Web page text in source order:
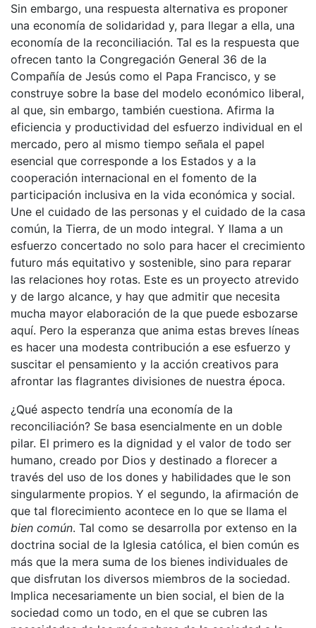
Sin embargo, una respuesta alternativa es proponer
una economía de solidaridad y, para llegar a ella, una
economía de la reconciliación. Tal es la respuesta que
ofrecen tanto la Congregación General 36 de la
Compañía de Jesús como el Papa Francisco, y se
construye sobre la base del modelo económico liberal,
al que, sin embargo, también cuestiona. Afirma la
eficiencia y productividad del esfuerzo individual en el
mercado, pero al mismo tiempo señala el papel
esencial que corresponde a los Estados y a la
cooperación internacional en el fomento de la
participación inclusiva en la vida económica y social.
Une el cuidado de las personas y el cuidado de la casa
común, la Tierra, de un modo integral. Y llama a un
esfuerzo concertado no solo para hacer el crecimiento
futuro más equitativo y sostenible, sino para reparar
las relaciones hoy rotas. Este es un proyecto atrevido
y de largo alcance, y hay que admitir que necesita
mucha mayor elaboración de la que puede esbozarse
aquí. Pero la esperanza que anima estas breves líneas
es hacer una modesta contribución a ese esfuerzo y
suscitar el pensamiento y la acción creativos para
afrontar las flagrantes divisiones de nuestra época.
¿Qué aspecto tendría una economía de la
reconciliación? Se basa esencialmente en un doble
pilar. El primero es la dignidad y el valor de todo ser
humano, creado por Dios y destinado a florecer a
través del uso de los dones y habilidades que le son
singularmente propios. Y el segundo, la afirmación de
que tal florecimiento acontece en lo que se llama el
bien común. Tal como se desarrolla por extenso en la
doctrina social de la Iglesia católica, el bien común es
más que la mera suma de los bienes individuales de
que disfrutan los diversos miembros de la sociedad.
Implica necesariamente un bien social, el bien de la
sociedad como un todo, en el que se cubren las